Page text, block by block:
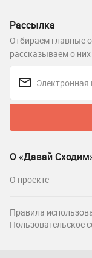
Рассылка
Отбираем главные
рассказываем о
О «Давай
О проекте
Правила
Пользовательское